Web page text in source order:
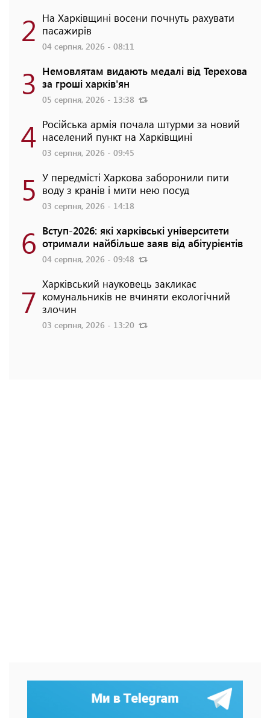
2 На Харківщині восени почнуть рахувати
пасажирів
04 серпня, 2026 - 08:11
3 Немовлятам видають медалі від Терехова
за гроші харків'ян
05 серпня, 2026 - 13:38
4 Російська армія почала штурми за новий
населений пункт на Харківщині
03 серпня, 2026 - 09:45
5 У передмісті Харкова заборонили пити
воду з кранів і мити нею посуд
03 серпня, 2026 - 14:18
6 Вступ-2026: які харківські університети
отримали найбільше заяв від абітурієнтів
04 серпня, 2026 - 09:48
7 Харківський науковець закликає
комунальників не вчиняти екологічний
злочин
03 серпня, 2026 - 13:20